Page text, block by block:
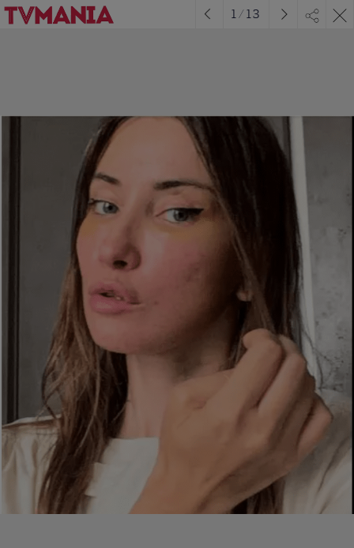
1/13